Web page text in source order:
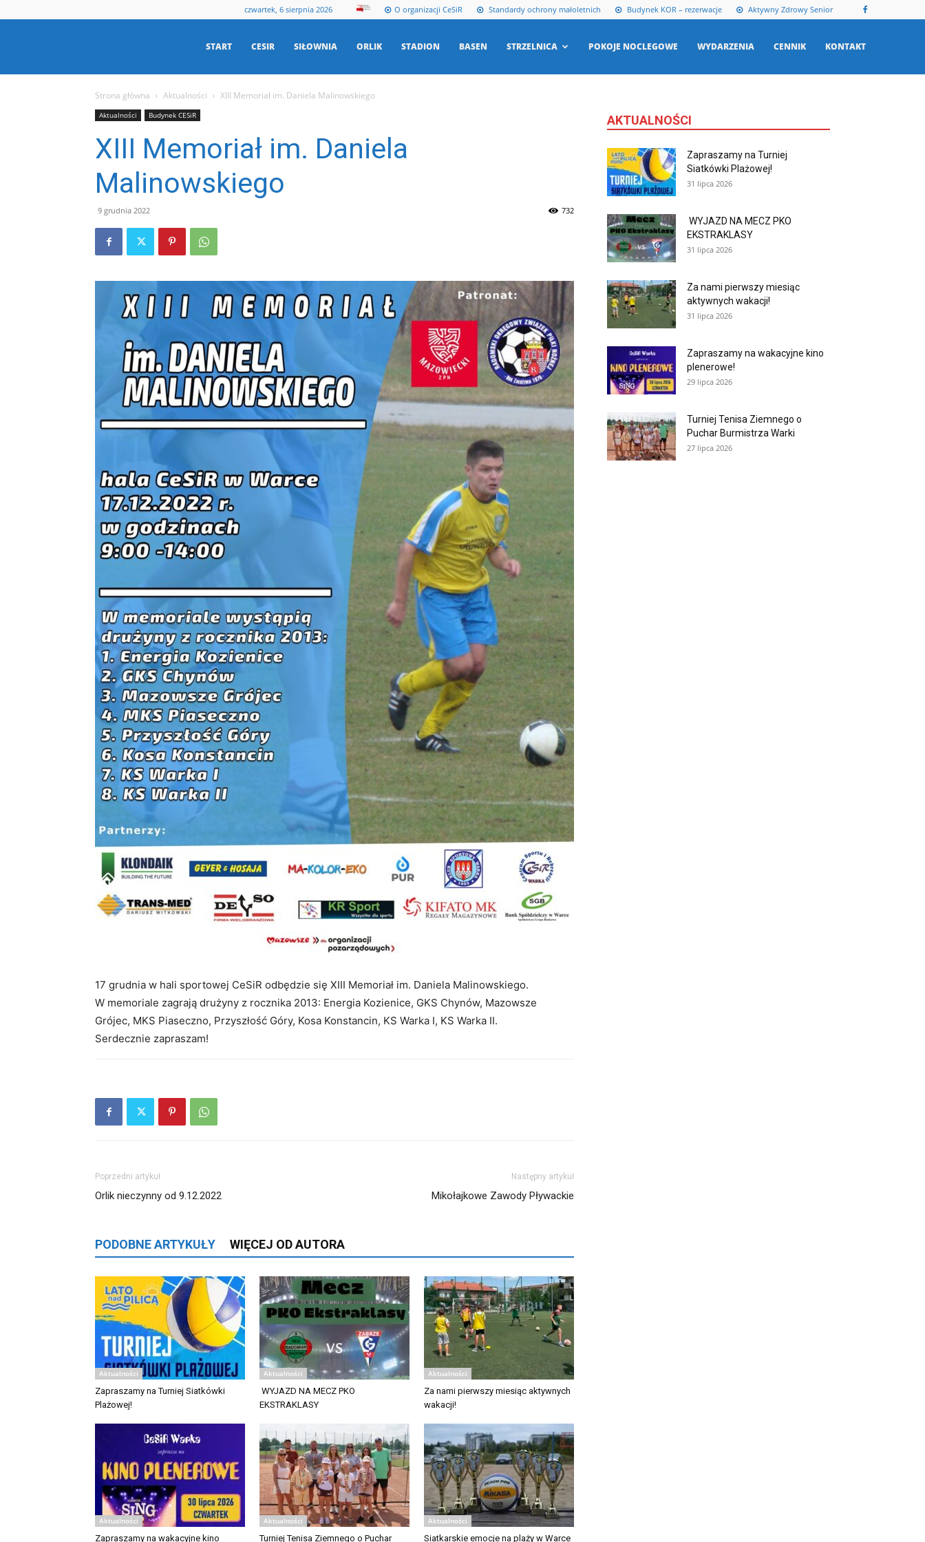
czwartek, 6 sierpnia 2026 O organizacji CeSiR Standardy ochrony małoletnich Budynek KOR – rezerwacje Aktywny Zdrowy Senior
START CESIR SIŁOWNIA ORLIK STADION BASEN STRZELNICA POKOJE NOCLEGOWE WYDARZENIA CENNIK KONTAKT
Strona główna Aktualności XIII Memoriał im. Daniela Malinowskiego
Aktualności Budynek CESiR
XIII Memoriał im. Daniela
Malinowskiego
9 grudnia 2022 732
17 grudnia w hali sportowej CeSiR odbędzie się XIII Memoriał im. Daniela Malinowskiego.
W memoriale zagrają drużyny z rocznika 2013: Energia Kozienice, GKS Chynów, Mazowsze
Grójec, MKS Piaseczno, Przyszłość Góry, Kosa Konstancin, KS Warka I, KS Warka II.
Serdecznie zapraszam!
Poprzedni artykuł
Orlik nieczynny od 9.12.2022
Następny artykuł
Mikołajkowe Zawody Pływackie
PODOBNE ARTYKUŁY WIĘCEJ OD AUTORA
Aktualności
Zapraszamy na Turniej Siatkówki
Plażowej!
Aktualności
WYJAZD NA MECZ PKO
EKSTRAKLASY
Aktualności
Za nami pierwszy miesiąc aktywnych
wakacji!
Aktualności
Zapraszamy na wakacyjne kino
Aktualności
Turniej Tenisa Ziemnego o Puchar
Aktualności
Siatkarskie emocje na plaży w Warce
AKTUALNOŚCI
Zapraszamy na Turniej
Siatkówki Plażowej!
31 lipca 2026
WYJAZD NA MECZ PKO
EKSTRAKLASY
31 lipca 2026
Za nami pierwszy miesiąc
aktywnych wakacji!
31 lipca 2026
Zapraszamy na wakacyjne kino
plenerowe!
29 lipca 2026
Turniej Tenisa Ziemnego o
Puchar Burmistrza Warki
27 lipca 2026